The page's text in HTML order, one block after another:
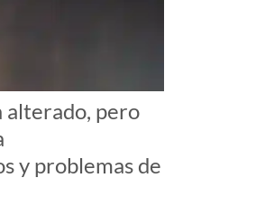
alterado, pero
y problemas de